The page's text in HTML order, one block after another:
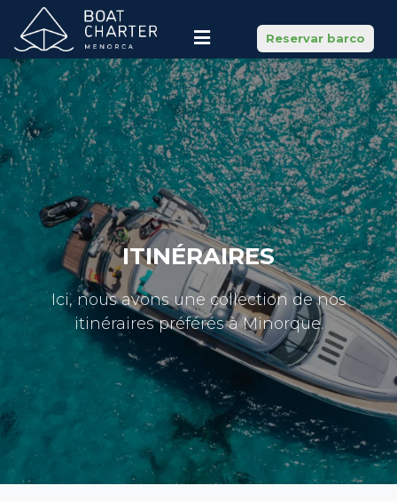
Reservar barco
ITINÉRAIRES
Ici, nous avons une collection de nos
itinéraires préférés à Minorque.